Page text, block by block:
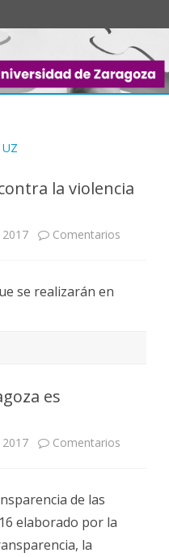
la violencia
Comentarios
se realizarán en
es
Comentarios
de las
elaborado por la
la